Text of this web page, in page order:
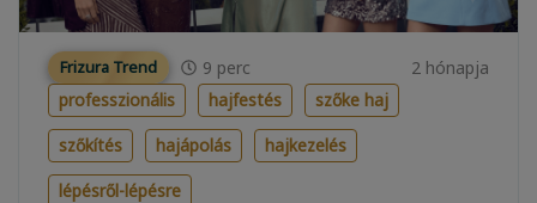
Frizura Trend 9 perc
2 hónapja
professzionális
hajfestés
szőke haj
szőkítés
hajápolás
hajkezelés
lépésről-lépésre